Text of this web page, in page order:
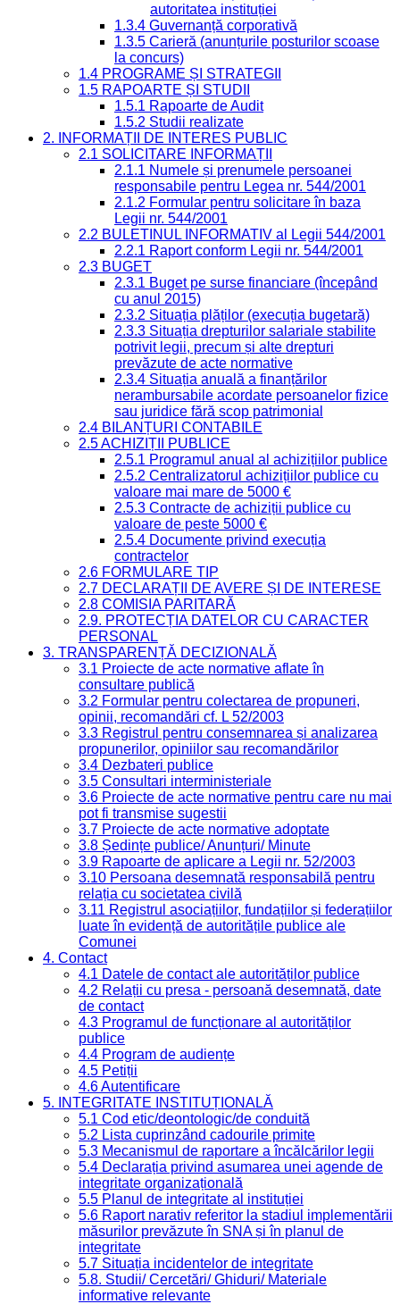
autoritatea instituției
1.3.4 Guvernanță corporativă
1.3.5 Carieră (anunțurile posturilor scoase
la concurs)
1.4 PROGRAME ȘI STRATEGII
1.5 RAPOARTE ȘI STUDII
1.5.1 Rapoarte de Audit
1.5.2 Studii realizate
2. INFORMAȚII DE INTERES PUBLIC
2.1 SOLICITARE INFORMAȚII
2.1.1 Numele și prenumele persoanei
responsabile pentru Legea nr. 544/2001
2.1.2 Formular pentru solicitare în baza
Legii nr. 544/2001
2.2 BULETINUL INFORMATIV al Legii 544/2001
2.2.1 Raport conform Legii nr. 544/2001
2.3 BUGET
2.3.1 Buget pe surse financiare (începând
cu anul 2015)
2.3.2 Situația plăților (execuția bugetară)
2.3.3 Situația drepturilor salariale stabilite
potrivit legii, precum și alte drepturi
prevăzute de acte normative
2.3.4 Situația anuală a finanțărilor
nerambursabile acordate persoanelor fizice
sau juridice fără scop patrimonial
2.4 BILANȚURI CONTABILE
2.5 ACHIZIȚII PUBLICE
2.5.1 Programul anual al achizițiilor publice
2.5.2 Centralizatorul achizițiilor publice cu
valoare mai mare de 5000 €
2.5.3 Contracte de achiziții publice cu
valoare de peste 5000 €
2.5.4 Documente privind execuția
contractelor
2.6 FORMULARE TIP
2.7 DECLARAȚII DE AVERE ȘI DE INTERESE
2.8 COMISIA PARITARĂ
2.9. PROTECȚIA DATELOR CU CARACTER
PERSONAL
3. TRANSPARENȚĂ DECIZIONALĂ
3.1 Proiecte de acte normative aflate în
consultare publică
3.2 Formular pentru colectarea de propuneri,
opinii, recomandări cf. L 52/2003
3.3 Registrul pentru consemnarea și analizarea
propunerilor, opiniilor sau recomandărilor
3.4 Dezbateri publice
3.5 Consultari interministeriale
3.6 Proiecte de acte normative pentru care nu mai
pot fi transmise sugestii
3.7 Proiecte de acte normative adoptate
3.8 Ședințe publice/ Anunțuri/ Minute
3.9 Rapoarte de aplicare a Legii nr. 52/2003
3.10 Persoana desemnată responsabilă pentru
relația cu societatea civilă
3.11 Registrul asociațiilor, fundațiilor și federațiilor
luate în evidență de autoritățile publice ale
Comunei
4. Contact
4.1 Datele de contact ale autorităților publice
4.2 Relații cu presa - persoană desemnată, date
de contact
4.3 Programul de funcționare al autorităților
publice
4.4 Program de audiențe
4.5 Petiții
4.6 Autentificare
5. INTEGRITATE INSTITUȚIONALĂ
5.1 Cod etic/deontologic/de conduită
5.2 Lista cuprinzând cadourile primite
5.3 Mecanismul de raportare a încălcărilor legii
5.4 Declarația privind asumarea unei agende de
integritate organizațională
5.5 Planul de integritate al instituției
5.6 Raport narativ referitor la stadiul implementării
măsurilor prevăzute în SNA și în planul de
integritate
5.7 Situația incidentelor de integritate
5.8. Studii/ Cercetări/ Ghiduri/ Materiale
informative relevante